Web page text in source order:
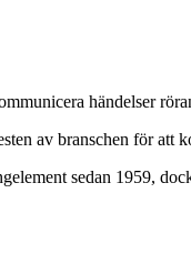
händelser
av branschen för
sedan 1959,